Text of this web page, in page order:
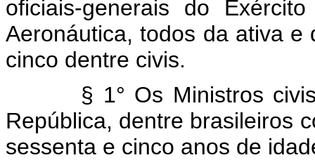
oficiais-generais do
Aeronáutica, todos da ativa
cinco dentre civis.
§ 1° Os Ministros
República, dentre brasileiros
sessenta e cinco anos de